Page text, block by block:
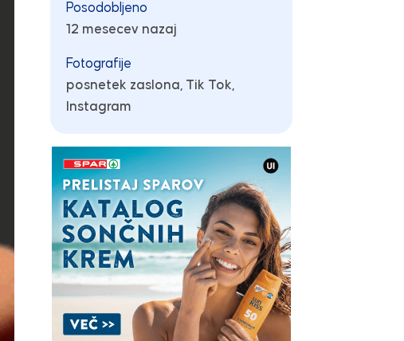
Posodobljeno
12 mesecev nazaj
Fotografije
posnetek zaslona, Tik Tok,
Instagram